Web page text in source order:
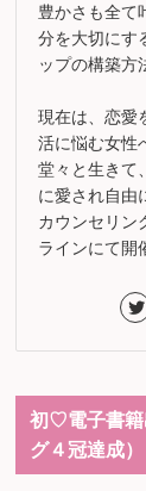
豊かさも全て
分を大切にす
ップの構築方
現在は、恋愛
活に悩む女性
堂々と生きて
に愛され自由
カウンセリン
ラインにて開
初♡電子書籍
グ４冠達成）